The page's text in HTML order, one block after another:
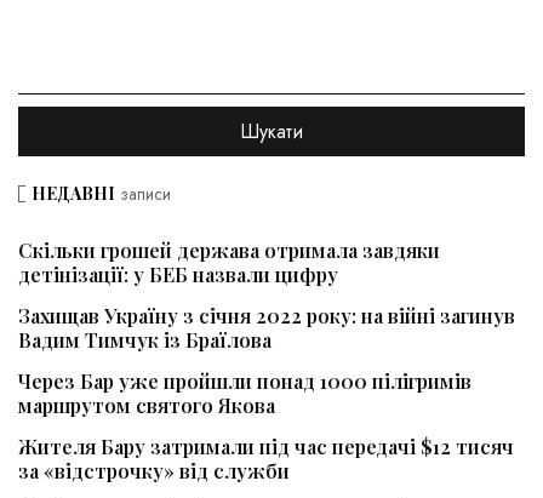
НЕДАВНІ записи
Скільки грошей держава отримала завдяки
детінізації: у БЕБ назвали цифру
Захищав Україну з січня 2022 року: на війні загинув
Вадим Тимчук із Браїлова
Через Бар уже пройшли понад 1000 пілігримів
маршрутом святого Якова
Жителя Бару затримали під час передачі $12 тисяч
за «відстрочку» від служби